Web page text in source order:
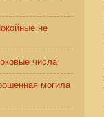
не
числа
могила